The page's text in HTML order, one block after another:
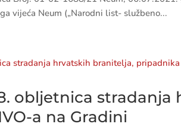
vijeća Neum („Narodni list- službeno...
obljetnica stradanja
a na Gradini